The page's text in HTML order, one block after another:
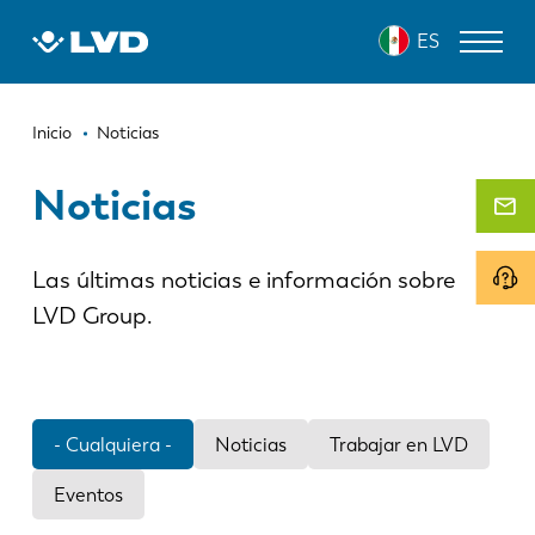
ES
Ruta
navegación
Inicio Noticias
Noticias
Las últimas noticias e información sobre
LVD Group.
- Cualquiera - Noticias Trabajar en LVD
Eventos
MÁQUINAS DE CORTE LÁSER
PUNZONADORAS
SERVICIO DE ATENCIÓN AL CLIENTE
Sobre LVD